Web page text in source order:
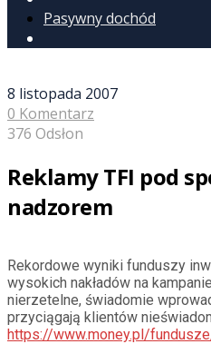
Pasywny dochód
8 listopada 2007
0 Komentarz
376 Odsłon
Reklamy TFI pod
nadzorem
Rekordowe wyniki funduszy
wysokich nakładów na
nierzetelne, świadomie
przyciągają klientów
https://www.money.pl/